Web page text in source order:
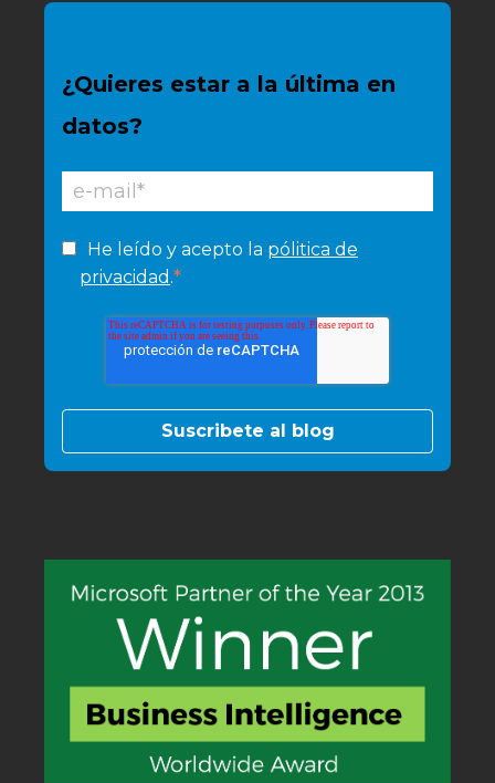
¿Quieres estar a la última en
datos?
He leído y acepto la pólitica de
privacidad .*